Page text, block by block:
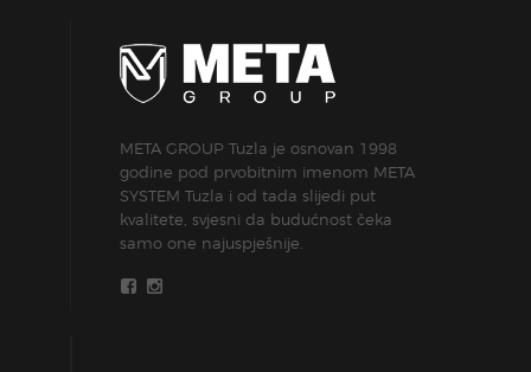
META GROUP Tuzla je osnovan 1998
godine pod prvobitnim imenom META
SYSTEM Tuzla i od tada slijedi put
kvalitete, svjesni da budućnost čeka
samo one najuspješnije.